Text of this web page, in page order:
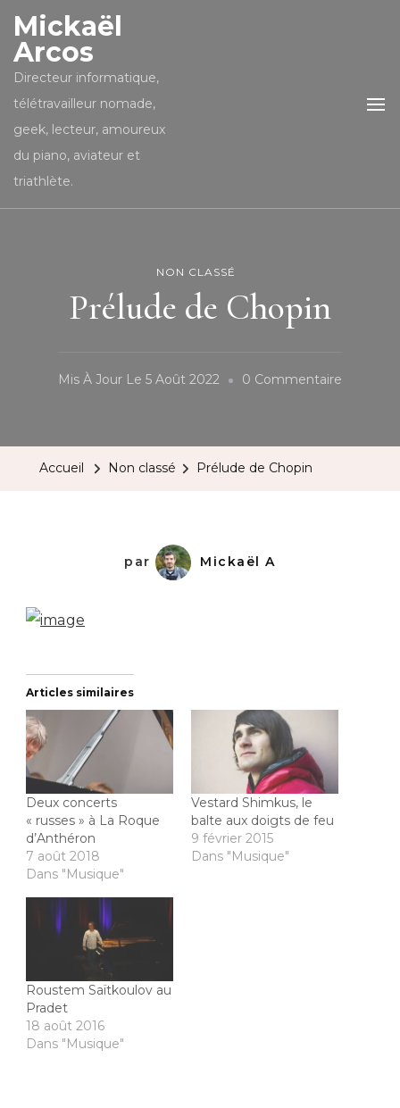
Mickaël
Arcos
Directeur informatique,
télétravailleur nomade,
geek, lecteur, amoureux
du piano, aviateur et
triathlète.
NON CLASSÉ
Prélude de Chopin
Mis À Jour Le 5 Août 2022 0 Commentaire
Accueil Non classé Prélude de Chopin
par Mickaël A
Articles similaires
Deux concerts
« russes » à La Roque
d’Anthéron
7 août 2018
Dans "Musique"
Vestard Shimkus, le
balte aux doigts de feu
9 février 2015
Dans "Musique"
Roustem Saïtkoulov au
Pradet
18 août 2016
Dans "Musique"